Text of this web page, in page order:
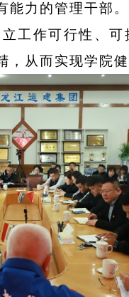
力的管理干部
工作可行性、
从而实现学院健